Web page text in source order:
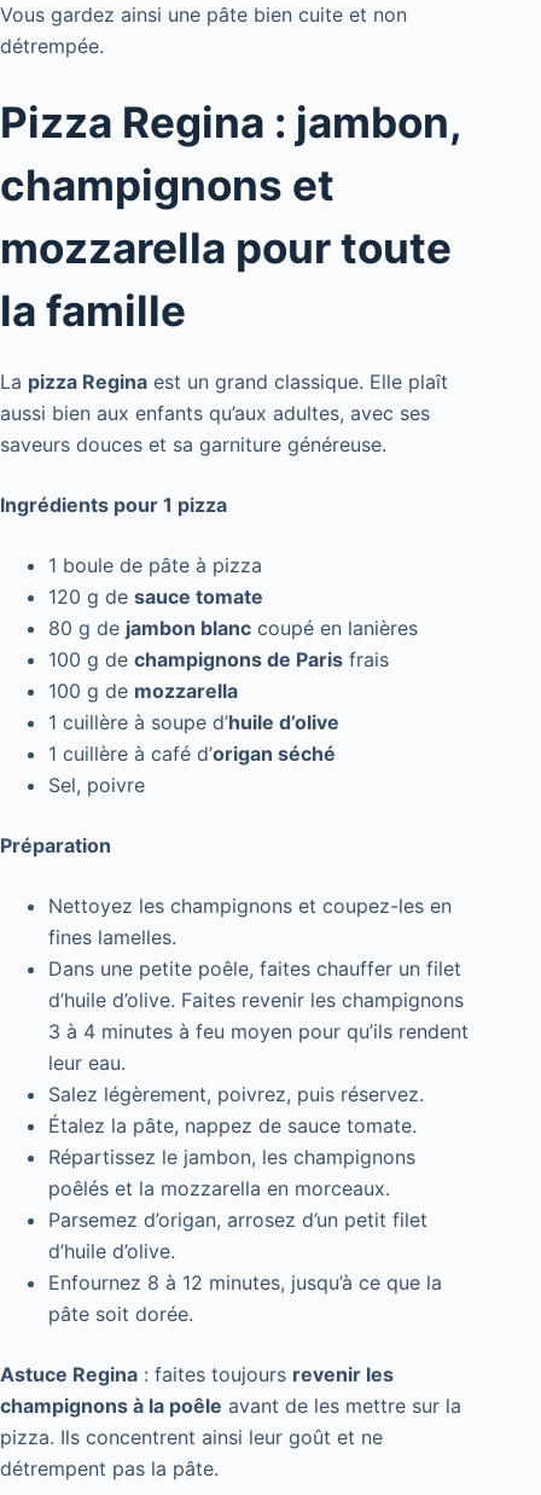
Vous gardez ainsi une pâte bien cuite et non
détrempée.
Pizza Regina : jambon,
champignons et
mozzarella pour toute
la famille
La pizza Regina est un grand classique. Elle plaît
aussi bien aux enfants qu’aux adultes, avec ses
saveurs douces et sa garniture généreuse.
Ingrédients pour 1 pizza
1 boule de pâte à pizza
120 g de sauce tomate
80 g de jambon blanc coupé en lanières
100 g de champignons de Paris frais
100 g de mozzarella
1 cuillère à soupe d’huile d’olive
1 cuillère à café d’origan séché
Sel, poivre
Préparation
Nettoyez les champignons et coupez-les en
fines lamelles.
Dans une petite poêle, faites chauffer un filet
d’huile d’olive. Faites revenir les champignons
3 à 4 minutes à feu moyen pour qu’ils rendent
leur eau.
Salez légèrement, poivrez, puis réservez.
Étalez la pâte, nappez de sauce tomate.
Répartissez le jambon, les champignons
poêlés et la mozzarella en morceaux.
Parsemez d’origan, arrosez d’un petit filet
d’huile d’olive.
Enfournez 8 à 12 minutes, jusqu’à ce que la
pâte soit dorée.
Astuce Regina : faites toujours revenir les
champignons à la poêle avant de les mettre sur la
pizza. Ils concentrent ainsi leur goût et ne
détrempent pas la pâte.